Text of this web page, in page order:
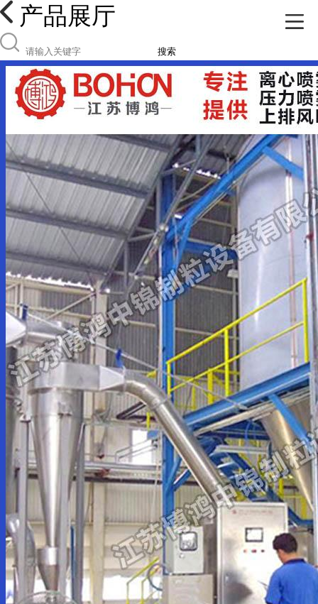
产品展厅
搜索